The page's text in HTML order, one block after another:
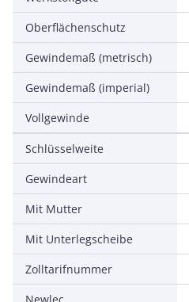
Oberflächenschutz
Gewindemaß (metrisch)
Gewindemaß (imperial)
Vollgewinde
Schlüsselweite
Gewindeart
Mit Mutter
Mit Unterlegscheibe
Zolltarifnummer